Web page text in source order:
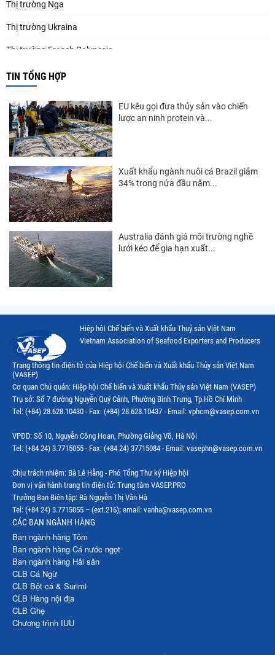
Thị trường Nga
Thị trường Ukraina
Thị trường French Polynesia
Thị trường Trung Quốc
Thị trường New Zealand
Thị trường Đài Loan
Thị trường Mỹ
Thị trường EU
Thị trường Nhật Bản
Thị trường Việt Nam
TIN TỔNG HỢP
EU kêu gọi đưa thủy sản vào chiến
lược an ninh protein và...
Xuất khẩu ngành nuôi cá Brazil giảm
34% trong nửa đầu năm...
Australia đánh giá môi trường nghề
lưới kéo để gia hạn xuất...
Hiệp hội Chế biến và Xuất khẩu Thuỷ sản Việt Nam
Vietnam Association of Seafood Exporters and Producers
Trang thông tin điện tử của Hiệp hội Chế biến và Xuất khẩu Thủy sản Việt Nam
(VASEP)
Cơ quan Chủ quản: Hiệp hội Chế biến và Xuất khẩu Thủy sản Việt Nam (VASEP)
Trụ sở: Số 7 đường Nguyễn Quý Cảnh, Phường Bình Trưng, Tp.Hồ Chí Minh
Tel: (+84) 28.628.10430 - Fax: (+84) 28.628.10437 - Email: vphcm@vasep.com.vn
VPĐD: Số 10, Nguyễn Công Hoan, Phường Giảng Võ, Hà Nội
Tel: (+84 24) 3.7715055 - Fax: (+84 24) 37715084 - Email: vasephn@vasep.com.vn
Chịu trách nhiệm: Bà Lê Hằng - Phó Tổng Thư ký Hiệp hội
Đơn vị vận hành trang tin điện tử: Trung tâm VASEP.PRO
Trưởng Ban Biên tập: Bà Nguyễn Thị Vân Hà
Tel: (+84 24) 3.7715055 – (ext.216); email: vanha@vasep.com.vn
CÁC BAN NGÀNH HÀNG
Ban ngành hàng Tôm
Ban ngành hàng Cá nước ngọt
Ban ngành hàng Hải sản
CLB Cá Ngừ
CLB Bột cá & Surimi
CLB Hàng nội địa
CLB Ghẹ
Chương trình IUU